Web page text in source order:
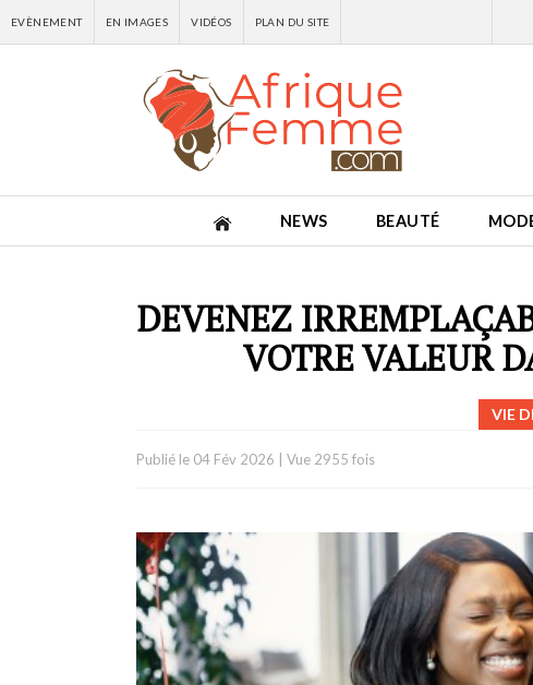
EVÈNEMENT EN IMAGES VIDÉOS PLAN DU SITE
NEWS BEAUTÉ
DEVENEZ
VOTRE VALEUR
VIE
Publié le 04 Fév 2026 Vue 2955 fois